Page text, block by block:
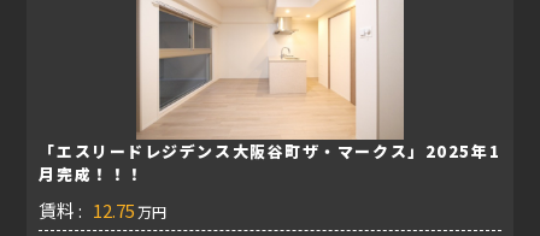
「エスリードレジデンス大阪谷町ザ・マークス」2025年1
月完成！！！
賃料 : 12.75 万円